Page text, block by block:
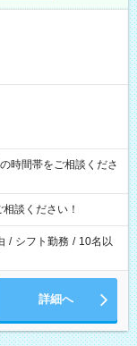
時間帯をご相談くださ
談ください！
/ シフト勤務 / 10名以
詳細へ